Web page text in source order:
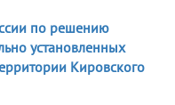
по решению
установленных
Кировского